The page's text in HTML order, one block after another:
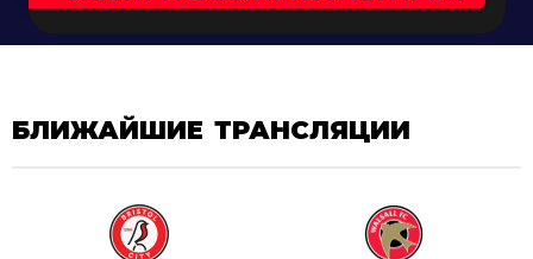
БЛИЖАЙШИЕ ТРАНСЛЯЦИИ